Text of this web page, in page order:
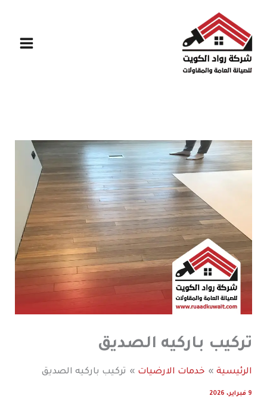
المحتوى
تركيب باركيه الصديق
الرئيسية خدمات الارضيات تركيب باركيه الصديق
9 فبراير، 2026